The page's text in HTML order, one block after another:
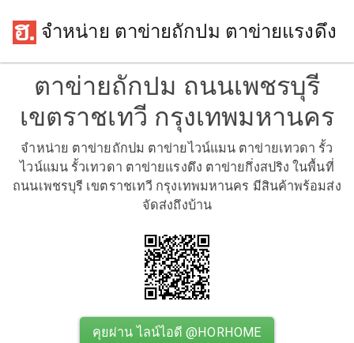
จำหน่าย ตาข่ายถักปม ตาข่ายแรงดึง
ตาข่ายถักปม ถนนเพชรบุรี
เขตราชเทวี กรุงเทพมหานคร
จำหน่าย ตาข่ายถักปม ตาข่ายไวน์แมน ตาข่ายเทวดา รั้ว
ไวน์แมน รั้วเทวดา ตาข่ายแรงดึง ตาข่ายกึ่งสปริง ในพื้นที่
ถนนเพชรบุรี เขตราชเทวี กรุงเทพมหานคร มีสินค้าพร้อมส่ง
จัดส่งถึงบ้าน
คุยผ่าน ไลน์ไอดี @HORHOME